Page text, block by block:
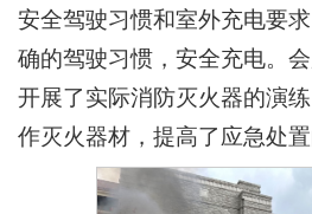
安全驾驶习惯和室外充电要
确的驾驶习惯，安全充电。
开展了实际消防灭火器的演
作灭火器材，提高了应急处置